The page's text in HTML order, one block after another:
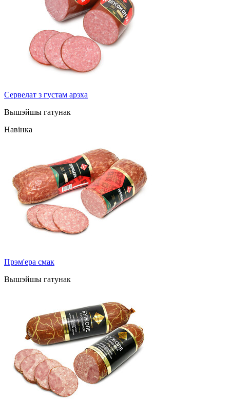
Сервелат з густам арэха
Вышэйшы гатунак
Навінка
Прэм'ера смак
Вышэйшы гатунак